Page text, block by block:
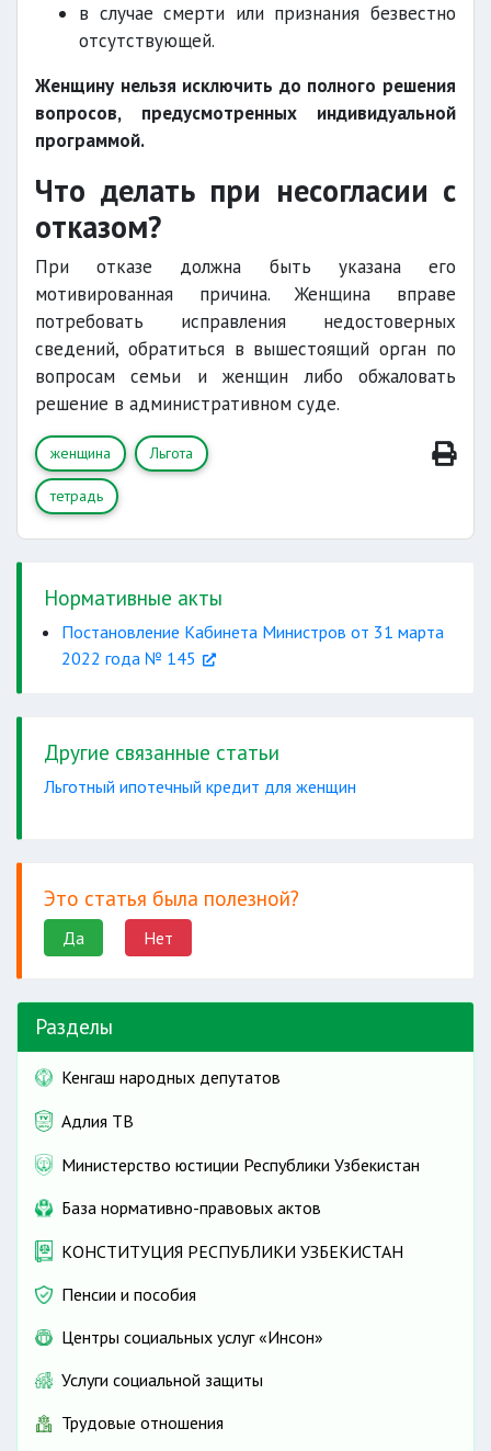
в случае смерти или признания безвестно
отсутствующей.
Женщину нельзя исключить до полного решения
вопросов, предусмотренных индивидуальной
программой.
Что делать при несогласии с
отказом?
При отказе должна быть указана его
мотивированная причина. Женщина вправе
потребовать исправления недостоверных
сведений, обратиться в вышестоящий орган по
вопросам семьи и женщин либо обжаловать
решение в административном суде.
женщина Льгота
тетрадь
Нормативные акты
Постановление Кабинета Министров от 31 марта
2022 года № 145
Другие связанные статьи
Льготный ипотечный кредит для женщин
Это статья была полезной?
Да Нет
Разделы
Кенгаш народных депутатов
Адлия ТВ
Министерство юстиции Республики Узбекистан
База нормативно-правовых актов
КОНСТИТУЦИЯ РЕСПУБЛИКИ УЗБЕКИСТАН
Пенсии и пособия
Центры социальных услуг «Инсон»
Услуги социальной защиты
Трудовые отношения